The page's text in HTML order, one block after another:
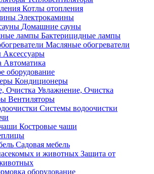
Котлы отопления
Электрокамины
Домашние сауны
Бактерицидные лампы
Масляные обогреватели
Аксессуары
Автоматика
оборудование
Кондиционеры
Увлажнение, Очистка
Вентиляторы
Системы водоочистки
Костровые чаши
Садовая мебель
Защита от
оборудование